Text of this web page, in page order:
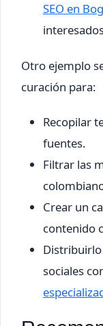
SEO en
Otro ejemplo
curación para:
Recopilar
fuentes.
Filtrar las
Crear un
contenido
Distribuirlo
sociales